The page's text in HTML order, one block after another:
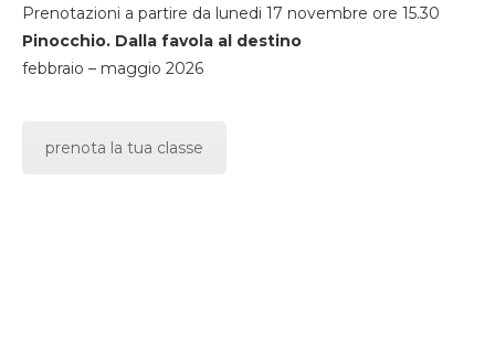
Prenotazioni a partire da lunedi 17 novembre ore 15.30
Pinocchio. Dalla favola al destino
febbraio – maggio 2026
prenota la tua classe